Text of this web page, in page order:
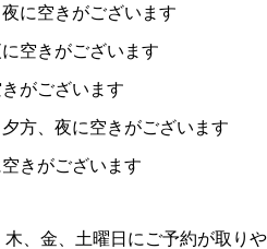
に空きがございます
空きがございます
がございます
方、夜に空きがございます
きがございます
、金、土曜日にご予約が取り